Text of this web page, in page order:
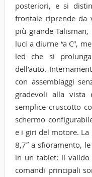
posteriori, e si
frontale riprende da
più grande
luci a diurne “a C”,
led che si
dell’auto.
con assemblaggi
gradevoli alla
semplice cruscotto
schermo
e i giri del motore.
8,7″ a sfioramento,
in un tablet: il valido
comandi principali